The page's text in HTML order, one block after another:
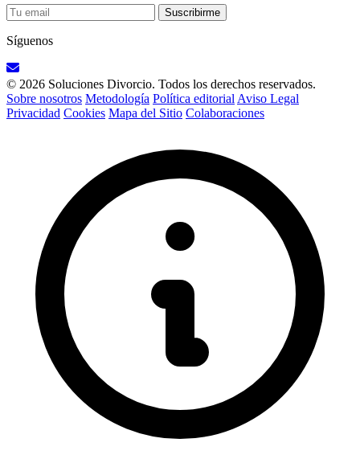
Suscribirme
Síguenos
© 2026 Soluciones Divorcio. Todos los derechos reservados.
Sobre nosotros Metodología Política editorial Aviso Legal
Privacidad Cookies Mapa del Sitio Colaboraciones